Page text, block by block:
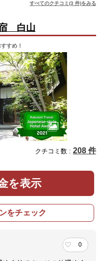
すべてのクチコミ(3 件)をみる
白山
すめ！
クチコミ数 : 208 件
を表示
をチェック
0